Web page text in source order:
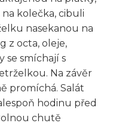
kolečka, cibuli
nasekanou na
z octa, oleje,
se smíchají s
Na závěr
promíchá. Salát
hodinu před
chutě